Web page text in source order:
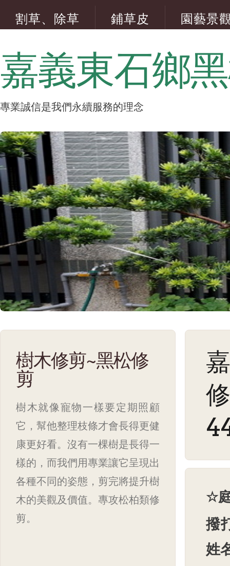
割草、除草 鋪草皮
園藝景
嘉義東石鄉
專業誠信是我們永續服務的理念
☆
撥
姓
樹木修剪~黑松修
剪
樹木就像寵物一樣要定期照顧
它，幫他整理枝條才會長得更健
康更好看。沒有一棵樹是長得一
樣的，而我們用專業讓它呈現出
各種不同的姿態，剪完將提升樹
木的美觀及價值。專攻松柏類修
剪。